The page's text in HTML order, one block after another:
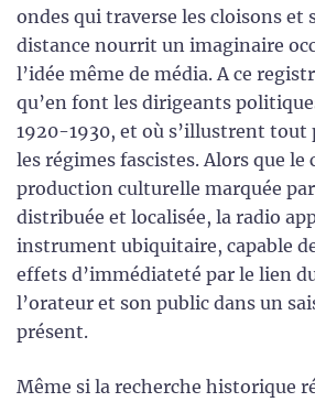
ondes qui traverse les cloisons et
distance nourrit un imaginaire
l’idée même de média. A ce
qu’en font les dirigeants
1920-1930, et où s’illustrent
les régimes fascistes. Alors que le
production culturelle marquée
distribuée et localisée, la radio
instrument ubiquitaire, capable
effets d’immédiateté par le lien
l’orateur et son public dans un
présent.
Même si la recherche historique